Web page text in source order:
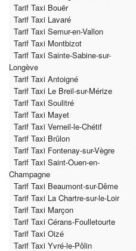
Tarif Taxi Bouër
Tarif Taxi Lavaré
Tarif Taxi Semur-en-Vallon
Tarif Taxi Montbizot
Tarif Taxi Sainte-Sabine-sur-
Longève
Tarif Taxi Antoigné
Tarif Taxi Le Breil-sur-Mérize
Tarif Taxi Soulitré
Tarif Taxi Mayet
Tarif Taxi Verneil-le-Chétif
Tarif Taxi Brûlon
Tarif Taxi Fontenay-sur-Vègre
Tarif Taxi Saint-Ouen-en-
Champagne
Tarif Taxi Beaumont-sur-Dême
Tarif Taxi La Chartre-sur-le-Loir
Tarif Taxi Marçon
Tarif Taxi Cérans-Foulletourte
Tarif Taxi Oizé
Tarif Taxi Yvré-le-Pôlin